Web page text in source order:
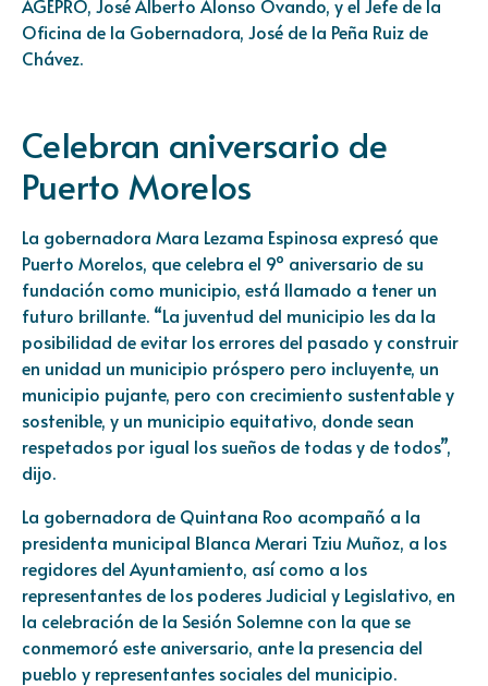
AGEPRO, José Alberto Alonso Ovando, y el Jefe de la
Oficina de la Gobernadora, José de la Peña Ruiz de
Chávez.
Celebran aniversario de
Puerto Morelos
La gobernadora Mara Lezama Espinosa expresó que
Puerto Morelos, que celebra el 9º aniversario de su
fundación como municipio, está llamado a tener un
futuro brillante. “La juventud del municipio les da la
posibilidad de evitar los errores del pasado y construir
en unidad un municipio próspero pero incluyente, un
municipio pujante, pero con crecimiento sustentable y
sostenible, y un municipio equitativo, donde sean
respetados por igual los sueños de todas y de todos”,
dijo.
La gobernadora de Quintana Roo acompañó a la
presidenta municipal Blanca Merari Tziu Muñoz, a los
regidores del Ayuntamiento, así como a los
representantes de los poderes Judicial y Legislativo, en
la celebración de la Sesión Solemne con la que se
conmemoró este aniversario, ante la presencia del
pueblo y representantes sociales del municipio.